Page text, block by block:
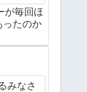
が毎回ほ
ったのか
みなさ